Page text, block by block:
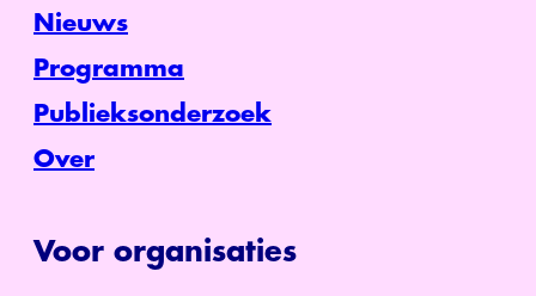
Nieuws
Programma
Publieksonderzoek
Over
Voor organisaties